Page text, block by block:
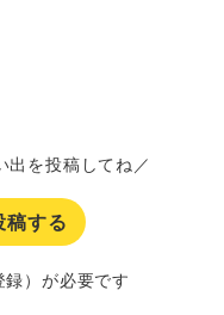
出を投稿してね／
稿する
）が必要です